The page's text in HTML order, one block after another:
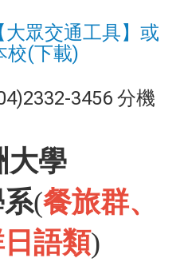
大眾交通工具】或
校(下載)
3456 分機
大學
(餐旅群、
語類)